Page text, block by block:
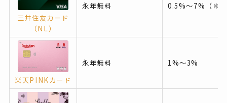
三井住友カード
（NL）
永年無料 0.5%〜7%（※
楽天PINKカード
永年無料 1%〜3%